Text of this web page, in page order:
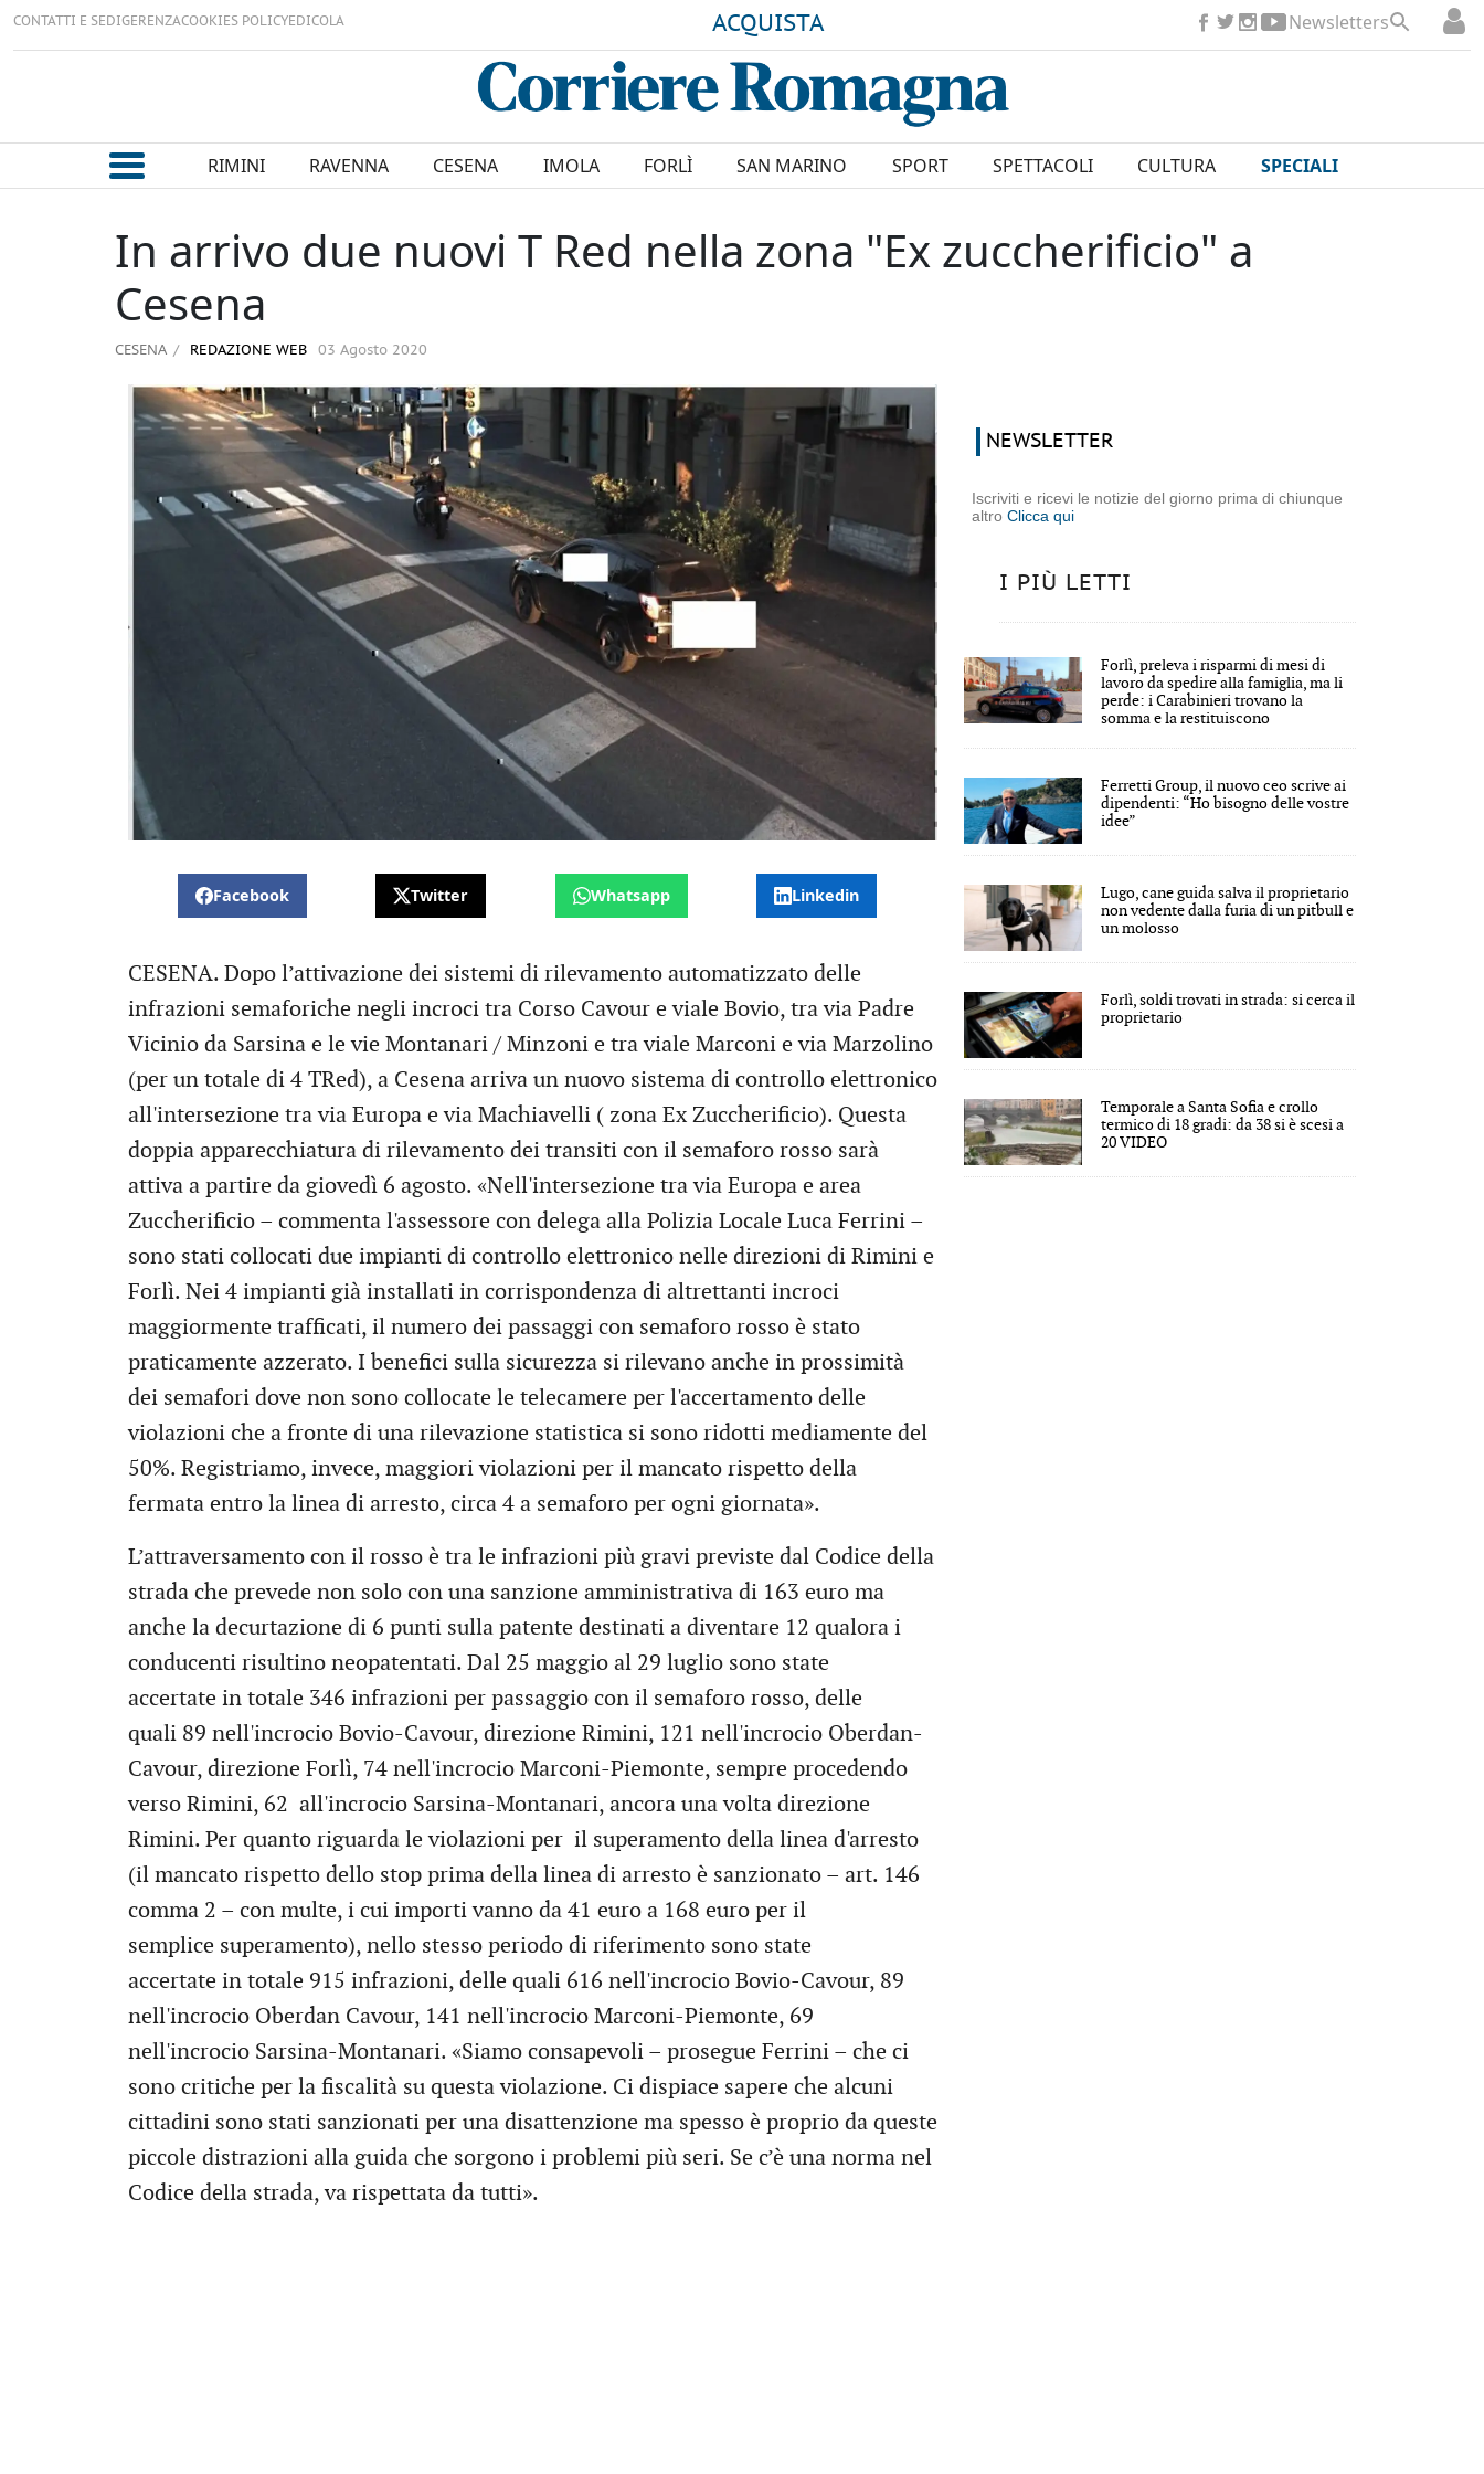
CONTATTI E SEDIGERENZACOOKIES POLICYEDICOLA ACQUISTA Newsletters
RIMINI RAVENNA CESENA IMOLA FORLÌ SAN MARINO SPORT SPETTACOLI CULTURA SPECIALI
In arrivo due nuovi T Red nella zona "Ex zuccherificio" a
Cesena
CESENA REDAZIONE WEB 03 Agosto 2020
Facebook Twitter Whatsapp Linkedin
CESENA. Dopo l’attivazione dei sistemi di rilevamento automatizzato delle
infrazioni semaforiche negli incroci tra Corso Cavour e viale Bovio, tra via Padre
Vicinio da Sarsina e le vie Montanari / Minzoni e tra viale Marconi e via Marzolino
(per un totale di 4 TRed), a Cesena arriva un nuovo sistema di controllo elettronico
all'intersezione tra via Europa e via Machiavelli ( zona Ex Zuccherificio). Questa
doppia apparecchiatura di rilevamento dei transiti con il semaforo rosso sarà
attiva a partire da giovedì 6 agosto. «Nell'intersezione tra via Europa e area
Zuccherificio – commenta l'assessore con delega alla Polizia Locale Luca Ferrini –
sono stati collocati due impianti di controllo elettronico nelle direzioni di Rimini e
Forlì. Nei 4 impianti già installati in corrispondenza di altrettanti incroci
maggiormente trafficati, il numero dei passaggi con semaforo rosso è stato
praticamente azzerato. I benefici sulla sicurezza si rilevano anche in prossimità
dei semafori dove non sono collocate le telecamere per l'accertamento delle
violazioni che a fronte di una rilevazione statistica si sono ridotti mediamente del
50%. Registriamo, invece, maggiori violazioni per il mancato rispetto della
fermata entro la linea di arresto, circa 4 a semaforo per ogni giornata».
L’attraversamento con il rosso è tra le infrazioni più gravi previste dal Codice della
strada che prevede non solo con una sanzione amministrativa di 163 euro ma
anche la decurtazione di 6 punti sulla patente destinati a diventare 12 qualora i
conducenti risultino neopatentati. Dal 25 maggio al 29 luglio sono state
accertate in totale 346 infrazioni per passaggio con il semaforo rosso, delle
quali 89 nell'incrocio Bovio-Cavour, direzione Rimini, 121 nell'incrocio Oberdan-
Cavour, direzione Forlì, 74 nell'incrocio Marconi-Piemonte, sempre procedendo
verso Rimini, 62 all'incrocio Sarsina-Montanari, ancora una volta direzione
Rimini. Per quanto riguarda le violazioni per il superamento della linea d'arresto
(il mancato rispetto dello stop prima della linea di arresto è sanzionato – art. 146
comma 2 – con multe, i cui importi vanno da 41 euro a 168 euro per il
semplice superamento), nello stesso periodo di riferimento sono state
accertate in totale 915 infrazioni, delle quali 616 nell'incrocio Bovio-Cavour, 89
nell'incrocio Oberdan Cavour, 141 nell'incrocio Marconi-Piemonte, 69
nell'incrocio Sarsina-Montanari. «Siamo consapevoli – prosegue Ferrini – che ci
sono critiche per la fiscalità su questa violazione. Ci dispiace sapere che alcuni
cittadini sono stati sanzionati per una disattenzione ma spesso è proprio da queste
piccole distrazioni alla guida che sorgono i problemi più seri. Se c’è una norma nel
Codice della strada, va rispettata da tutti».
NEWSLETTER
Iscriviti e ricevi le notizie del giorno prima di chiunque
altroClicca qui
I PIÙ LETTI
Forlì, preleva i risparmi di mesi di
lavoro da spedire alla famiglia, ma li
perde: i Carabinieri trovano la
somma e la restituiscono
Ferretti Group, il nuovo ceo scrive ai
dipendenti: “Ho bisogno delle vostre
idee”
Lugo, cane guida salva il proprietario
non vedente dalla furia di un pitbull e
un molosso
Forlì, soldi trovati in strada: si cerca il
proprietario
Temporale a Santa Sofia e crollo
termico di 18 gradi: da 38 si è scesi a
20 VIDEO